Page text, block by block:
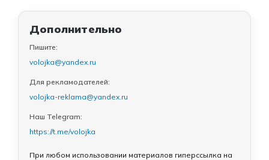
Дополнительно
Пишите:
volojka@yandex.ru
Для рекламодателей:
volojka-reklama@yandex.ru
Наш Telegram:
https://t.me/volojka
При любом использовании материалов гиперссылка на